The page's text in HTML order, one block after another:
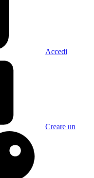
Accedi
Creare un